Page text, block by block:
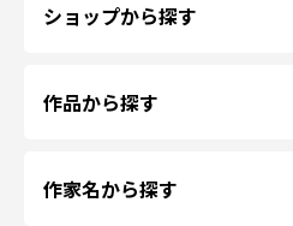
ショップから探す
作品から探す
作家名から探す